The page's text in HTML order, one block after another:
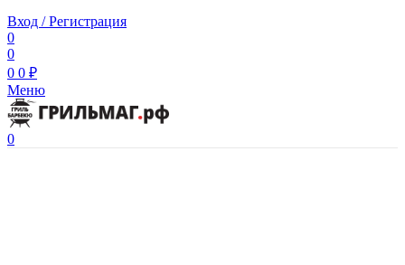
Вход / Регистрация
0
0
0 0 ₽
Меню
0